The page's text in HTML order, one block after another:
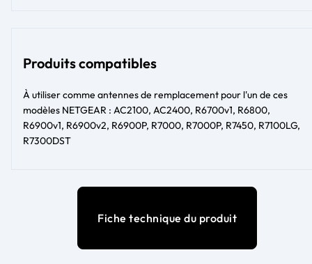
Produits compatibles
À utiliser comme antennes de remplacement pour l'un de ces
modèles NETGEAR : AC2100, AC2400, R6700v1, R6800,
R6900v1, R6900v2, R6900P, R7000, R7000P, R7450, R7100LG,
R7300DST
Fiche technique du produit